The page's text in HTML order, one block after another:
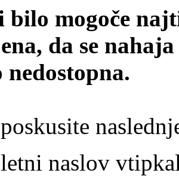
bilo mogoče
da se
naslov